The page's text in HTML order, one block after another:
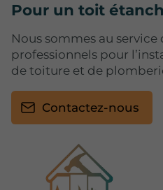
Pour un toit
Nous sommes au
professionnels pour
de toiture et de
Contactez-nous